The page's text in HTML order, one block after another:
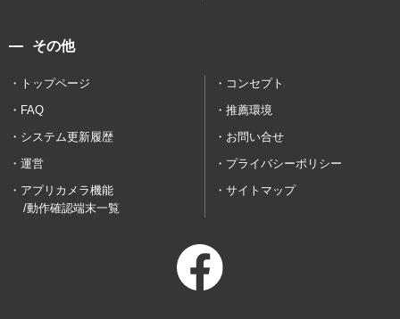
その他
トップページ
コンセプト
FAQ
推薦環境
システム更新履歴
お問い合せ
運営
プライバシーポリシー
アプリカメラ機能
/動作確認端末一覧
サイトマップ